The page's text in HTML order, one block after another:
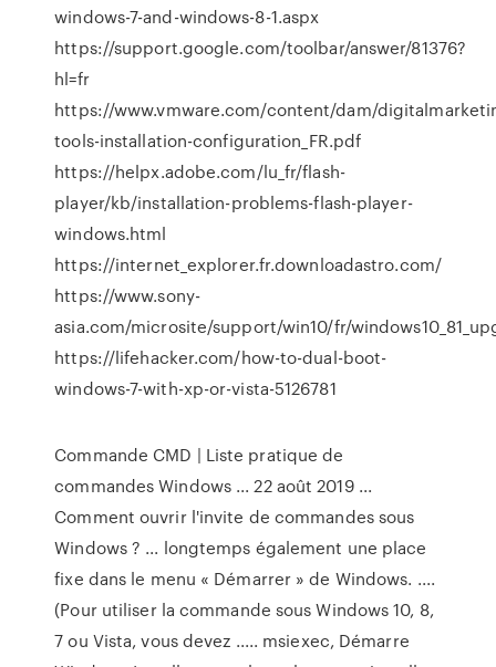
windows-7-and-windows-8-1.aspx
https://support.google.com/toolbar/answer/81376?
hl=fr
https://www.vmware.com/content/dam/
tools-installation-configuration_FR.pdf
https://helpx.adobe.com/lu_fr/flash-
player/kb/installation-problems-flash-player-
windows.html
https://internet_explorer.fr.downloadastro.com/
https://www.sony-
asia.com/microsite/support/win10/fr/
https://lifehacker.com/how-to-dual-boot-
windows-7-with-xp-or-vista-5126781
Commande CMD | Liste pratique de
commandes Windows ... 22 août 2019 ...
Comment ouvrir l'invite de commandes sous
Windows ? ... longtemps également une place
fixe dans le menu « Démarrer » de Windows. ....
(Pour utiliser la commande sous Windows 10, 8,
7 ou Vista, vous devez ..... msiexec, Démarre